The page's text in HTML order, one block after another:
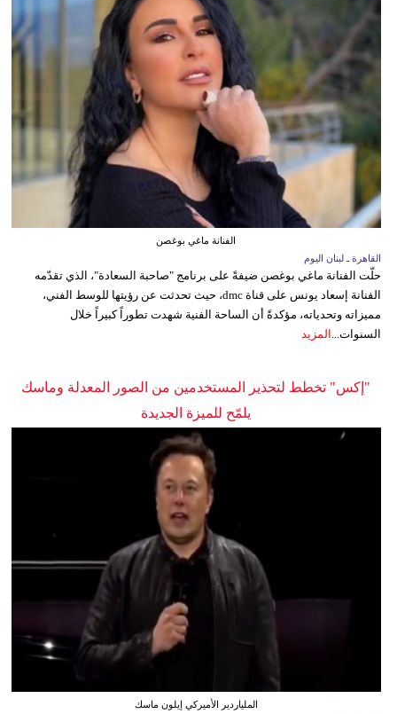
الفنانة ماغي بوغصن
القاهرة ـ لبنان اليوم
حلّت الفنانة ماغي بوغصن ضيفةً على برنامج "صاحبة السعادة"، الذي تقدّمه
الفنانة إسعاد يونس على قناة dmc، حيث تحدثت عن رؤيتها للوسط الفني،
مميزاته وتحدياته، مؤكدةً أن الساحة الفنية شهدت تطوراً كبيراً خلال
السنوات...
المزيد
"إكس" تخطط لتحذير المستخدمين من الصور المعدلة وماسك
يلمّح للميزة الجديدة
الملياردير الأميركي إيلون ماسك